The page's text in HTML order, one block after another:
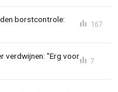
borstcontrole:
167
verdwijnen: "Erg voor
7